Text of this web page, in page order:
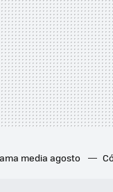
media agosto